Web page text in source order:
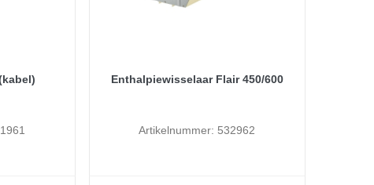
Enthalpiewisselaar Flair 450/600
Artikelnummer: 532962